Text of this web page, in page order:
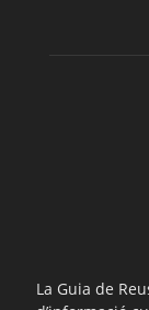
La Guia de